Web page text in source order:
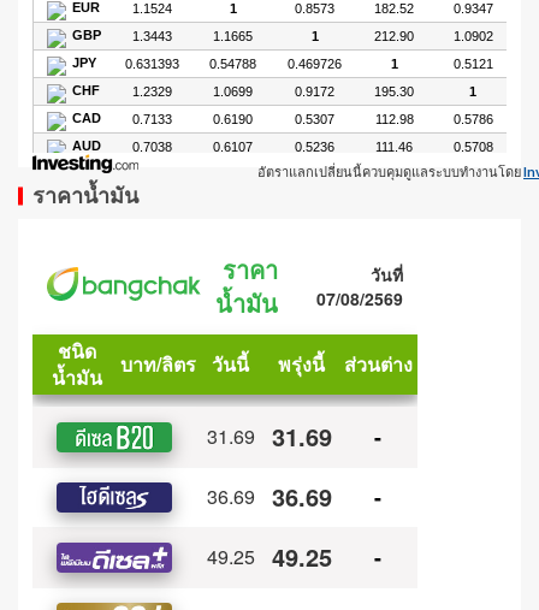
อัตราแลกเปลี่ยนนี้ควบคุมดูแลระบบทำงานโดย
ราคาน้ำมัน